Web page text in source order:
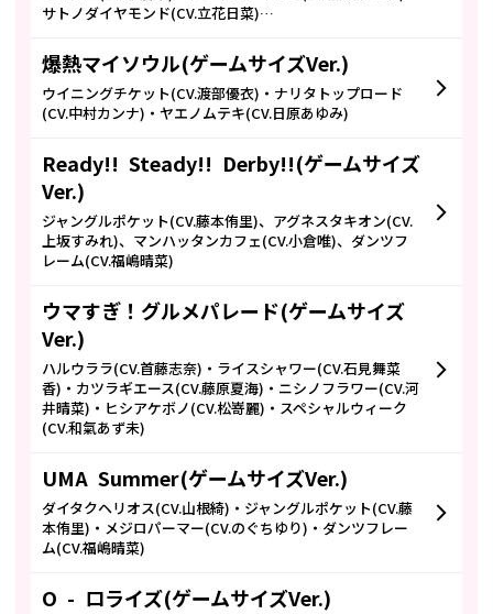
サトノダイヤモンド(CV.立花日菜)…
爆熱マイソウル(ゲームサイズVer.)
ウイニングチケット(CV.渡部優衣)・ナリタトップロード
(CV.中村カンナ)・ヤエノムテキ(CV.日原あゆみ)
Ready!! Steady!! Derby!!(ゲームサイズ
Ver.)
ジャングルポケット(CV.藤本侑里)、アグネスタキオン(CV.
上坂すみれ)、マンハッタンカフェ(CV.小倉唯)、ダンツフ
レーム(CV.福嶋晴菜)
ウマすぎ！グルメパレード(ゲームサイズ
Ver.)
ハルウララ(CV.首藤志奈)・ライスシャワー(CV.石見舞菜
香)・カツラギエース(CV.藤原夏海)・ニシノフラワー(CV.河
井晴菜)・ヒシアケボノ(CV.松嵜麗)・スペシャルウィーク
(CV.和氣あず未)
UMA Summer(ゲームサイズVer.)
ダイタクヘリオス(CV.山根綺)・ジャングルポケット(CV.藤
本侑里)・メジロパーマー(CV.のぐちゆり)・ダンツフレー
ム(CV.福嶋晴菜)
O - ロライズ(ゲームサイズVer.)